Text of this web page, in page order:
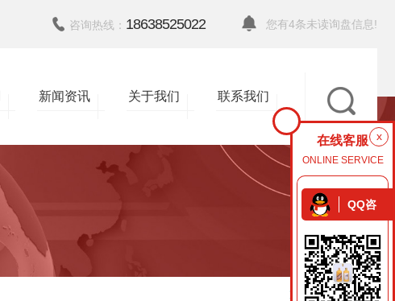
您有4条未读询盘信息!
咨询热线： 18638525022
新闻资讯 关于我们 联系我们
返回
x
在线客服
ONLINE SERVICE
QQ咨
询